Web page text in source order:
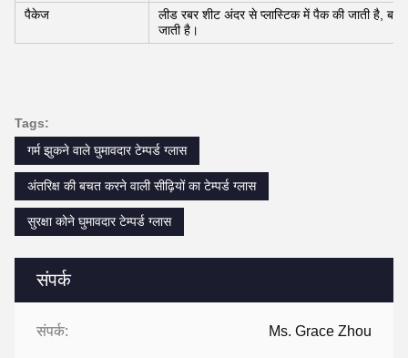
संपर्क
संपर्क: Ms. Grace Zhou
पैकेज
लीड रबर शीट अंदर से प्लास्टिक में पैक की जाती है,
जाती है।
Tags:
गर्म झुकने वाले घुमावदार टेम्पर्ड ग्लास
अंतरिक्ष की बचत करने वाली सीढ़ियों का टेम्पर्ड ग्लास
सुरक्षा कोने घुमावदार टेम्पर्ड ग्लास